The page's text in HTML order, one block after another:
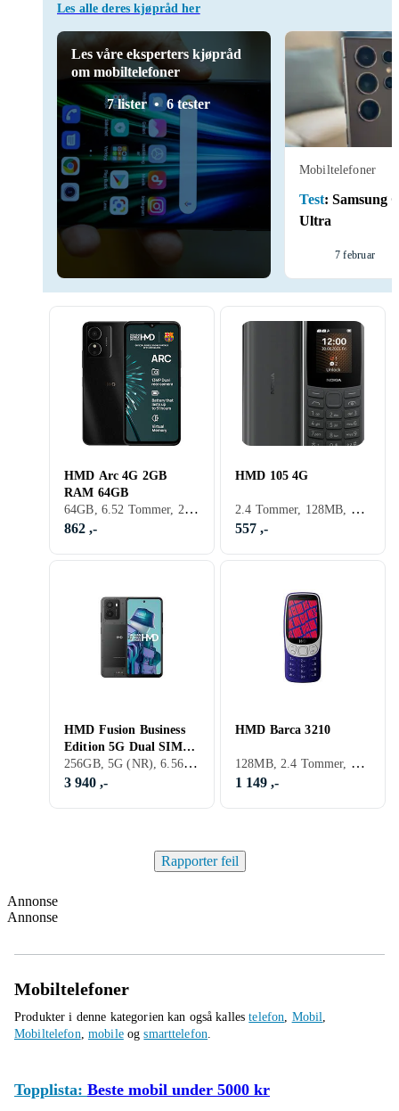
Les alle deres kjøpråd her
Les våre eksperters kjøpråd
om mobiltelefoner
7 lister 6 tester
Mobiltelefoner
Test: Samsung
Ultra
7 februar
HMD Arc 4G 2GB
RAM 64GB
64GB, 6.52 Tommer, 2GB, 2025
862 ,-
HMD 105 4G
2.4 Tommer, 128MB, 2025
557 ,-
HMD Fusion Business
Edition 5G Dual SIM
8GB RAM 256GB
256GB, 5G (NR), 6.56 Tommer, 8GB, 2024
3 940 ,-
HMD Barca 3210
128MB, 2.4 Tommer, 64MB, 2025
1 149 ,-
Rapporter feil
Annonse
Annonse
Mobiltelefoner
Produkter i denne kategorien kan også kallestelefon, Mobil,
Mobiltelefon, mobileogsmarttelefon.
Topplista: Beste mobil under 5000 kr